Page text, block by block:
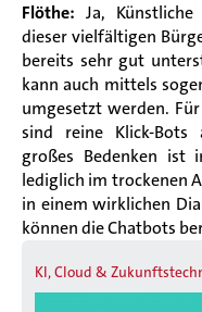
Flöthe: Ja,
dieser vielfältigen
bereits sehr gut
kann auch mittels
umgesetzt werden.
sind reine Klick-Bots
großes Bedenken ist
lediglich im trockenen
in einem wirklichen
können die Chatbots
KI, Cloud &